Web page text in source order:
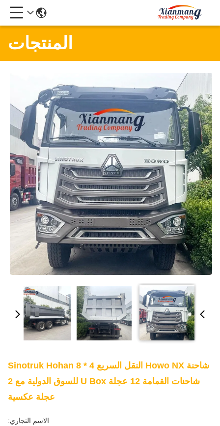
المنتجات
شاحنة Howo NX النقل السريع Sinotruk Hohan 8 * 4
شاحنات القمامة 12 عجلة U Box للسوق الدولية مع 2
عجلة عكسية
الاسم التجاري: